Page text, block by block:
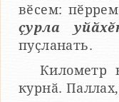
вӗсем:
ҫурла
пуҫланать.
Километр
курнӑ.